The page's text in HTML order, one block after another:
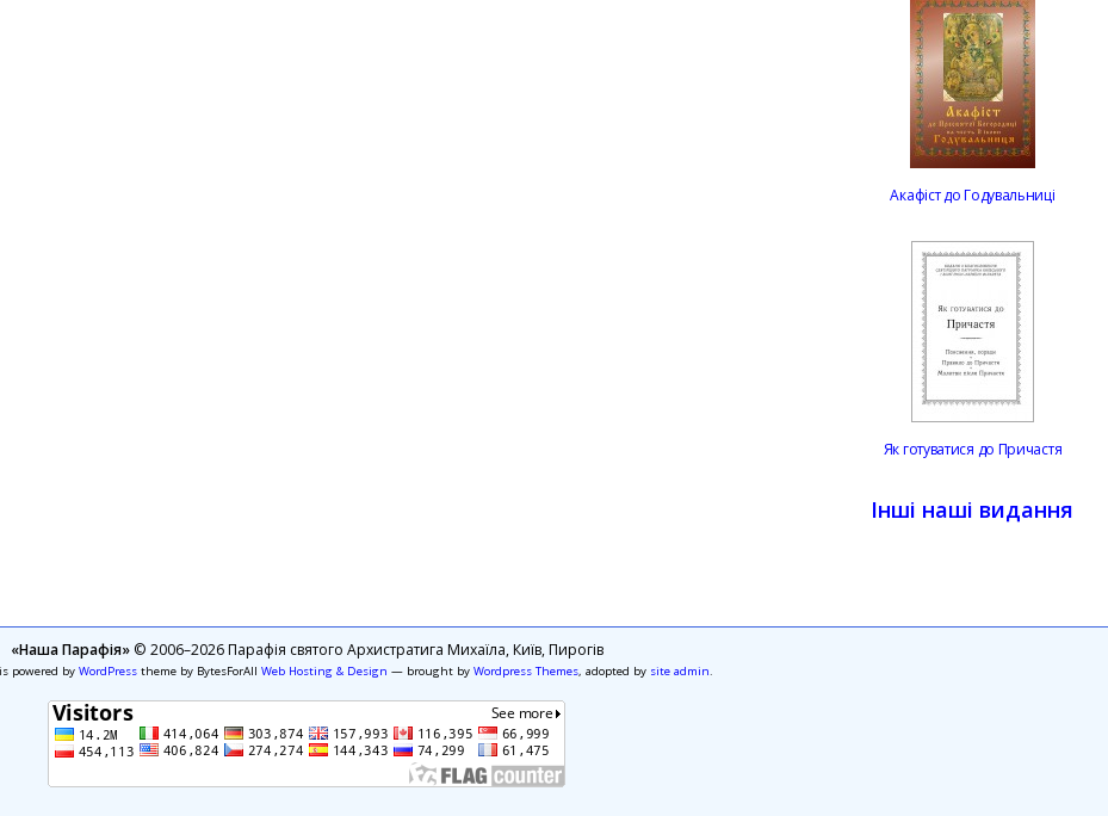
Акафіст до Годувальниці
Як готуватися до Причастя
Інші наші видання
«Наша Парафія»© 2006–2026 Парафія святого Архистратига Михаїла, Київ, Пирогів
powered by WordPresstheme by BytesForAll Web Hosting & Design — brought by Wordpress Themes, adopted by site admin.